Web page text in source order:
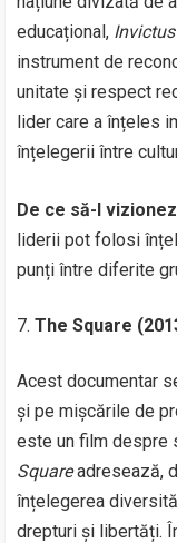
educațional, Invictus
instrument de
unitate și respect
lider care a înțeles
înțelegerii între
De ce să-l
liderii pot folosi
punți între diferite
The Square
Acest documentar
și pe mișcările de
este un film despre
Squareadresează,
înțelegerea
drepturi și libertăți.